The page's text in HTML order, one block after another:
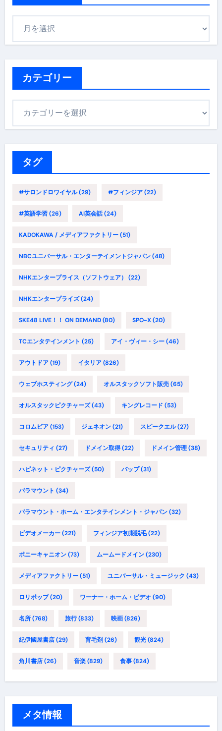
カテゴリー
タグ
#サロンドロワイヤル(29) #フィンジア(22)
#英語学習(26) AI英会話(24)
KADOKAWA / メディアファクトリー(51)
NBCユニバーサル・エンターテイメントジャパン(48)
NHKエンタープライス（ソフトウェア） (22)
NHKエンタープライズ(24)
SKE48 LIVE！！ ON DEMAND(80) SPO-X(20)
TCエンタテインメント (25) アイ・ヴィー・シー(46)
アウトドア(19) イタリア(826)
ウェブホスティング(24) オルスタックソフト販売(65)
オルスタックピクチャーズ(43) キングレコード (53)
コロムビア(153) ジェネオン(21) スピークエル(27)
セキュリティ (27) ドメイン取得(22) ドメイン管理(38)
ハピネット・ピクチャーズ(50) バップ(31)
パラマウント (34)
パラマウント・ホーム・エンタテインメント・ジャパン(32)
ビデオメーカー(221) フィンジア初期脱毛(22)
ポニーキャニオン(73) ムームードメイン(230)
メディアファクトリー(51) ユニバーサル・ミュージック (43)
ロリポップ(20) ワーナー・ホーム・ビデオ (90)
名所(768) 旅行(833) 映画(826)
紀伊國屋書店(29) 育毛剤(26) 観光(824)
角川書店(26) 音楽(829) 食事(824)
メタ情報